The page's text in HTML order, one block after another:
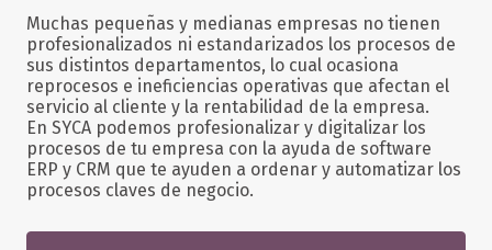
Muchas pequeñas y medianas empresas no tienen
profesionalizados ni estandarizados los procesos de
sus distintos departamentos, lo cual ocasiona
reprocesos e ineficiencias operativas que afectan el
servicio al cliente y la rentabilidad de la empresa.
En SYCA podemos profesionalizar y digitalizar los
procesos de tu empresa con la ayuda de software
ERP y CRM que te ayuden a ordenar y automatizar los
procesos claves de negocio.